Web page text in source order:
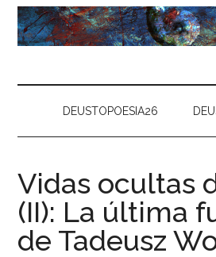
DEUSTOPOESIA26
Vidas ocultas
(II): La última
de Tadeusz